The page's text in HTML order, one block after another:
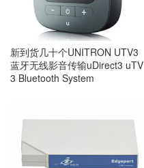
新到货几十个UNITRON UTV3
蓝牙无线影音传输uDirect3 uTV
3 Bluetooth System